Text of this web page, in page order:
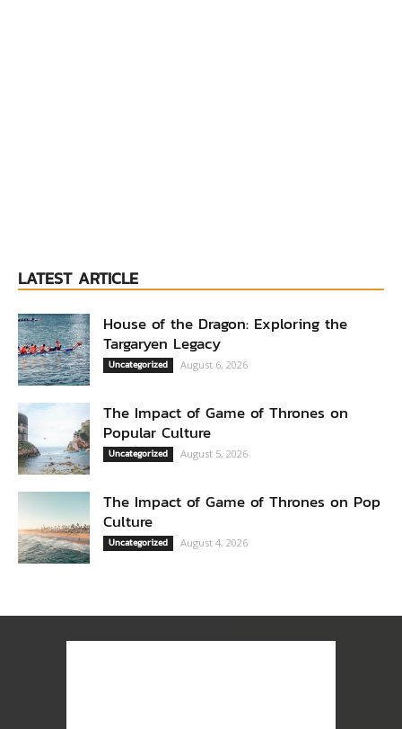
LATEST ARTICLE
House of the Dragon: Exploring the
Targaryen Legacy
Uncategorized August 6, 2026
The Impact of Game of Thrones on
Popular Culture
Uncategorized August 5, 2026
The Impact of Game of Thrones on Pop
Culture
Uncategorized August 4, 2026